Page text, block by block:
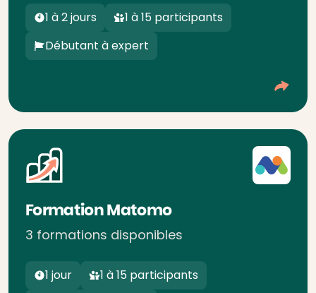
1 à 2 jours
1 à 15 participants
Débutant à expert
Formation Matomo
3 formations disponibles
1 jour
1 à 15 participants